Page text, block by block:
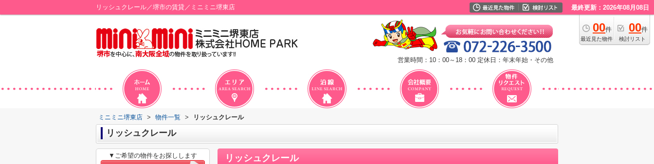
リッシュクレール／堺市の賃貸／ミニミニ堺東店 最終更新：2026年08月08日
00件
最近見た物件
00件
検討リスト
営業時間：10：00～18：00 定休日：年末年始・その他
ミニミニ堺東店 > 物件一覧 > リッシュクレール
リッシュクレール
リッシュクレール
▼ご希望の物件をお探しします